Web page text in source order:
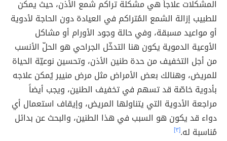
المشكلات علاجاً هي مشكلة تراكم شمع الأذن، حيث يمكن
للطبيب إزالة الشمع المُتراكم في العيادة دون الحاجة لأدوية
أو مواعيد مسبقة، وفي حالة وجود الأورام أو مشاكل
الأوعية الدموية يكون هنا التدخّل الجراحي هو الحلّ الأنسب
من أجل التخفيف من حدة طنين الأذن، وتحسين نوعيّة الحياة
للمريض، وهنالك بعض الأمراض مثل مرض منيير يُمكن علاجه
بأدوية خاصّة قد تسهم في تخفيف الطنين، ويجب أيضاً
مراجعة الأدوية التي يتناولها المريض، وإيقاف استعمال أي
دواء قد يكون هو السبب في هذا الطنين، والبحث عن بدائل
مُناسبة له.[٣]